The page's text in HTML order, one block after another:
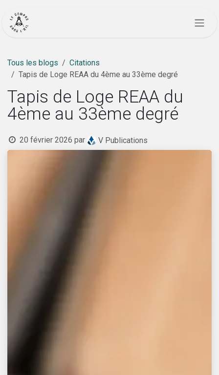
Tous les blogs
Citations
Tapis de Loge REAA du 4ème au 33ème degré
Tapis de Loge REAA du
4ème au 33ème degré
20 février 2026 par V Publications